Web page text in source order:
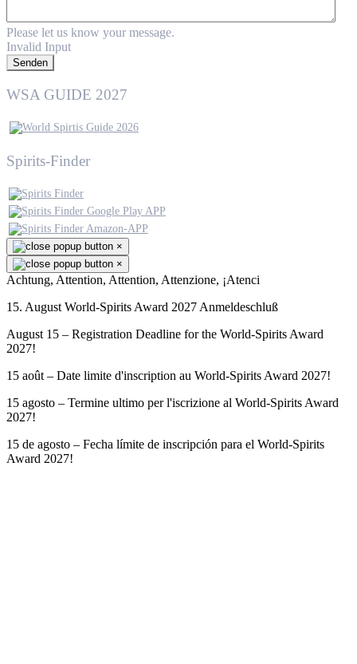
Please let us know your message.
Invalid Input
Senden
WSA GUIDE 2027
Spirits-Finder
×
×
Achtung, Attention, Attention, Attenzione, ¡Atenci
15. August World-Spirits Award 2027 Anmeldeschluß
August 15 – Registration Deadline for the World-Spirits Award
2027!
15 août – Date limite d'inscription au World-Spirits Award 2027!
15 agosto – Termine ultimo per l'iscrizione al World-Spirits Award
2027!
15 de agosto – Fecha límite de inscripción para el World-Spirits
Award 2027!